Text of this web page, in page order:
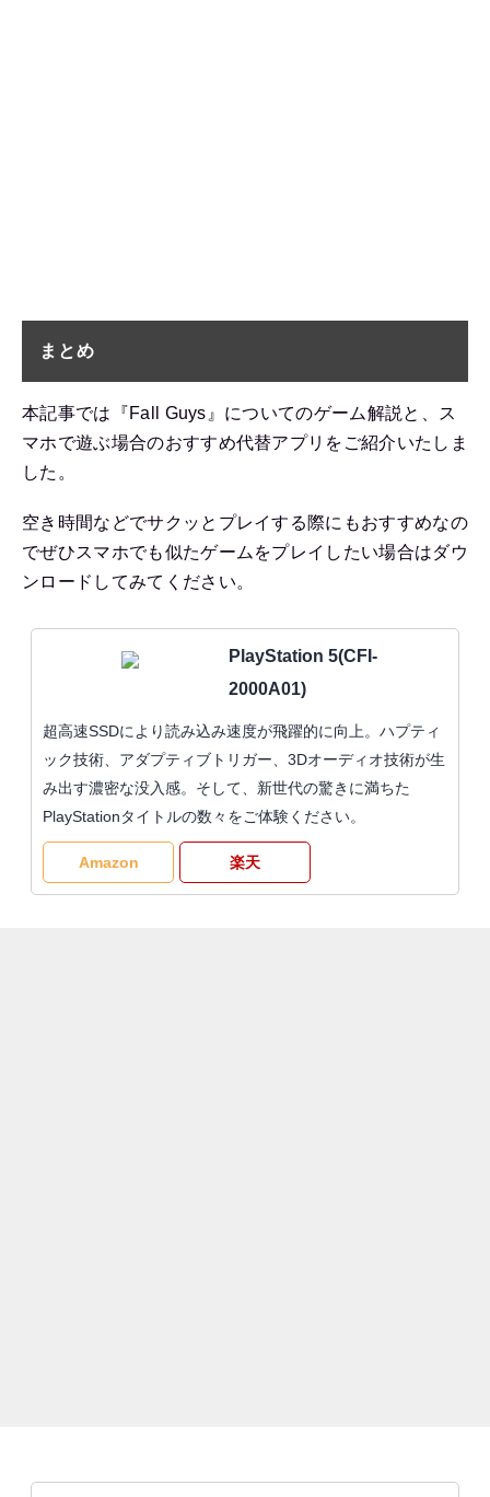
まとめ
本記事では『Fall Guys』についてのゲーム解説と、ス
マホで遊ぶ場合のおすすめ代替アプリをご紹介いたしま
した。
空き時間などでサクッとプレイする際にもおすすめなの
でぜひスマホでも似たゲームをプレイしたい場合はダウ
ンロードしてみてください。
PlayStation 5(CFI-
2000A01)
超高速SSDにより読み込み速度が飛躍的に向上。ハプティ
ック技術、アダプティブトリガー、3Dオーディオ技術が生
み出す濃密な没入感。そして、新世代の驚きに満ちた
PlayStationタイトルの数々をご体験ください。
Amazon 楽天